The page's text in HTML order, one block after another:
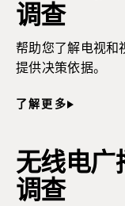
调查
帮助您了解电视和
提供决策依据。
了解更多
无线电广
调查